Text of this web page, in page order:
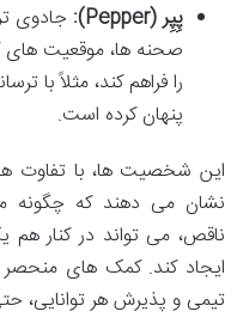
پِپِر (Pepper):
جادوی
صحنه ها، موقعیت های
را فراهم کند، مثلاً با
پنهان کرده است.
این شخصیت ها، با تفاوت
نشان می دهند که چگونه
ناقص، می تواند در کنار
ایجاد کند. کمک های منحصر
تیمی و پذیرش هر توانایی،